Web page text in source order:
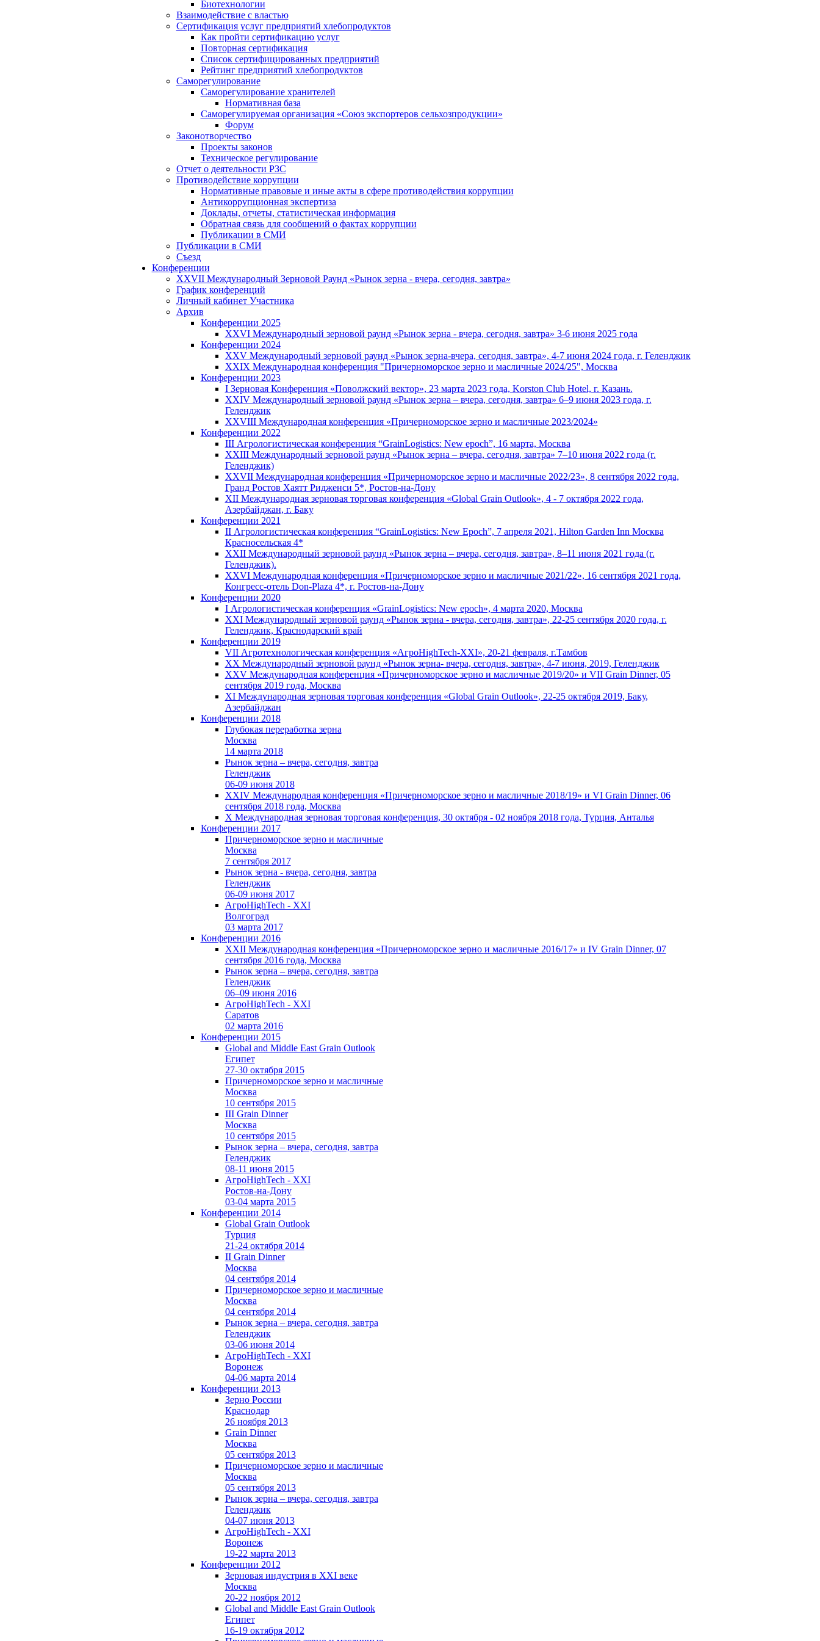
Биотехнологии
Взаимодействие с властью
Сертификация услуг предприятий хлебопродуктов
Как пройти сертификацию услуг
Повторная сертификация
Список сертифицированных предприятий
Рейтинг предприятий хлебопродуктов
Саморегулирование
Саморегулирование хранителей
Нормативная база
Саморегулируемая организация «Союз экспортеров сельхозпродукции»
Форум
Законотворчество
Проекты законов
Техническое регулирование
Отчет о деятельности РЗС
Противодействие коррупции
Нормативные правовые и иные акты в сфере противодействия коррупции
Антикоррупционная экспертиза
Доклады, отчеты, статистическая информация
Обратная связь для сообщений о фактах коррупции
Публикации в СМИ
Публикации в СМИ
Съезд
Конференции
XXVII Международный Зерновой Раунд «Рынок зерна - вчера, сегодня, завтра»
График конференций
Личный кабинет Участника
Архив
Конференции 2025
XXVI Международный зерновой раунд «Рынок зерна - вчера, сегодня, завтра» 3-6 июня 2025 года
Конференции 2024
XXV Международный зерновой раунд «Рынок зерна-вчера, сегодня, завтра», 4-7 июня 2024 года, г. Геленджик
XXIX Международная конференция "Причерноморское зерно и масличные 2024/25", Москва
Конференции 2023
I Зерновая Конференция «Поволжский вектор», 23 марта 2023 года, Korston Club Hotel, г. Казань.
XXIV Международный зерновой раунд «Рынок зерна – вчера, сегодня, завтра» 6–9 июня 2023 года, г.
Геленджик
XXVIII Международная конференция «Причерноморское зерно и масличные 2023/2024»
Конференции 2022
III Агрологистическая конференция “GrainLogistics: New epoch”, 16 марта, Москва
XXIII Международный зерновой раунд «Рынок зерна – вчера, сегодня, завтра» 7–10 июня 2022 года (г.
Геленджик)
XXVII Международная конференция «Причерноморское зерно и масличные 2022/23», 8 сентября 2022 года,
Гранд Ростов Хаятт Ридженси 5*, Ростов-на-Дону
XII Международная зерновая торговая конференция «Global Grain Outlook», 4 - 7 октября 2022 года,
Азербайджан, г. Баку
Конференции 2021
II Агрологистическая конференция “GrainLogistics: New Epoch”, 7 апреля 2021, Hilton Garden Inn Москва
Красносельская 4*
XXII Международный зерновой раунд «Рынок зерна – вчера, сегодня, завтра», 8–11 июня 2021 года (г.
Геленджик).
XXVI Международная конференция «Причерноморское зерно и масличные 2021/22», 16 сентября 2021 года,
Конгресс-отель Don-Plaza 4*, г. Ростов-на-Дону
Конференции 2020
I Агрологистическая конференция «GrainLogistics: New epoch», 4 марта 2020, Москва
XXI Международный зерновой раунд «Рынок зерна - вчера, сегодня, завтра», 22-25 сентября 2020 года, г.
Геленджик, Краснодарский край
Конференции 2019
VII Агротехнологическая конференция «АгроHighTech-XXI», 20-21 февраля, г.Тамбов
XX Международный зерновой раунд «Рынок зерна- вчера, сегодня, завтра», 4-7 июня, 2019, Геленджик
XXV Международная конференция «Причерноморское зерно и масличные 2019/20» и VII Grain Dinner, 05
сентября 2019 года, Москва
XI Международная зерновая торговая конференция «Global Grain Outlook», 22-25 октября 2019, Баку,
Азербайджан
Конференции 2018
Глубокая переработка зерна
Москва
14 марта 2018
Рынок зерна – вчера, сегодня, завтра
Геленджик
06-09 июня 2018
XXIV Международная конференция «Причерноморское зерно и масличные 2018/19» и VI Grain Dinner, 06
сентября 2018 года, Москва
X Международная зерновая торговая конференция, 30 октября - 02 ноября 2018 года, Турция, Анталья
Конференции 2017
Причерноморское зерно и масличные
Москва
7 сентября 2017
Рынок зерна - вчера, сегодня, завтра
Геленджик
06-09 июня 2017
АгроHighTech - XXI
Волгоград
03 марта 2017
Конференции 2016
XXII Международная конференция «Причерноморское зерно и масличные 2016/17» и IV Grain Dinner, 07
сентября 2016 года, Москва
Рынок зерна – вчера, сегодня, завтра
Геленджик
06–09 июня 2016
АгроHighTech - XXI
Саратов
02 марта 2016
Конференции 2015
Global and Middle East Grain Outlook
Египет
27-30 октября 2015
Причерноморское зерно и масличные
Москва
10 сентября 2015
III Grain Dinner
Москва
10 сентября 2015
Рынок зерна – вчера, сегодня, завтра
Геленджик
08-11 июня 2015
АгроHighTech - XXI
Ростов-на-Дону
03-04 марта 2015
Конференции 2014
Global Grain Outlook
Турция
21-24 октября 2014
II Grain Dinner
Москва
04 сентября 2014
Причерноморское зерно и масличные
Москва
04 сентября 2014
Рынок зерна – вчера, сегодня, завтра
Геленджик
03-06 июня 2014
АгроHighTech - XXI
Воронеж
04-06 марта 2014
Конференции 2013
Зерно России
Краснодар
26 ноября 2013
Grain Dinner
Москва
05 сентября 2013
Причерноморское зерно и масличные
Москва
05 сентября 2013
Рынок зерна – вчера, сегодня, завтра
Геленджик
04-07 июня 2013
АгроHighTech - XXI
Воронеж
19-22 марта 2013
Конференции 2012
Зерновая индустрия в XXI веке
Москва
20-22 ноября 2012
Global and Middle East Grain Outlook
Египет
16-19 октября 2012